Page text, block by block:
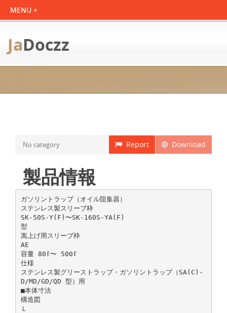
JaDoczz
Download
Report
No category
製品情報
ガソリントラップ（オイル阻集器）
ステンレス製スリーブ枠
SK-50S-Y(F)〜SK-160S-YA(F)
型
嵩上げ用スリーブ枠
AE
容量 80ℓ〜 500ℓ
仕様
ステンレス製グリーストラップ・ガソリントラップ（SA(C)-
D/MD/GD/QD 型）用
■本体寸法
構造図
Ｌ